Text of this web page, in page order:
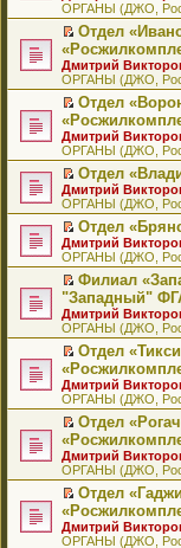
щ
е
н
ю
у
с
о
б
щ
е
н
ю
а
н
н
м
у
с
о
б
щ
е
н
и
ю
р
о
ч
т
а
н
н
м
у
с
о
о
б
щ
е
н
и
ю
м
у
н
п
р
о
ч
т
а
н
н
о
м
у
с
о
о
б
щ
е
н
и
ю
п
е
р
о
м
у
н
п
р
о
ч
и
т
а
н
н
о
м
у
с
о
о
б
щ
е
н
и
ю
е
й
т
к
п
е
р
о
м
у
н
е
п
р
о
ч
и
т
а
н
н
о
м
у
с
о
о
б
щ
е
н
и
ю
ОРГАНЫ (ДЖО,
П
р
е
й
т
к
п
е
р
в
о
м
у
н
е
п
р
о
ч
и
т
а
н
н
о
м
у
с
о
о
б
щ
е
н
Отдел
Дмитрий
ОРГАНЫ (ДЖО,
П
р
е
й
т
и
к
п
е
р
в
о
м
у
н
е
п
р
о
ч
и
т
а
н
н
о
м
у
с
о
Отдел
Дмитрий
ОРГАНЫ (ДЖО,
П
е
р
е
й
т
и
к
п
е
р
в
о
м
у
н
е
п
р
о
ч
и
т
а
н
н
Отдел
Дмитрий
ОРГАНЫ (ДЖО,
П
е
р
е
й
т
и
к
п
е
р
в
о
м
у
н
е
п
р
о
ч
и
Отдел
Дмитрий
ОРГАНЫ (ДЖО,
П
е
р
е
й
т
к
п
е
р
о
м
у
н
п
Филиал
"Западный"
Дмитрий
ОРГАНЫ (ДЖО,
П
р
е
й
т
к
п
е
р
о
Отдел
Дмитрий
ОРГАНЫ (ДЖО,
П
р
е
й
т
к
Отдел
Дмитрий
ОРГАНЫ (ДЖО,
П
р
Отдел
Дмитрий
ОРГАНЫ (ДЖО,